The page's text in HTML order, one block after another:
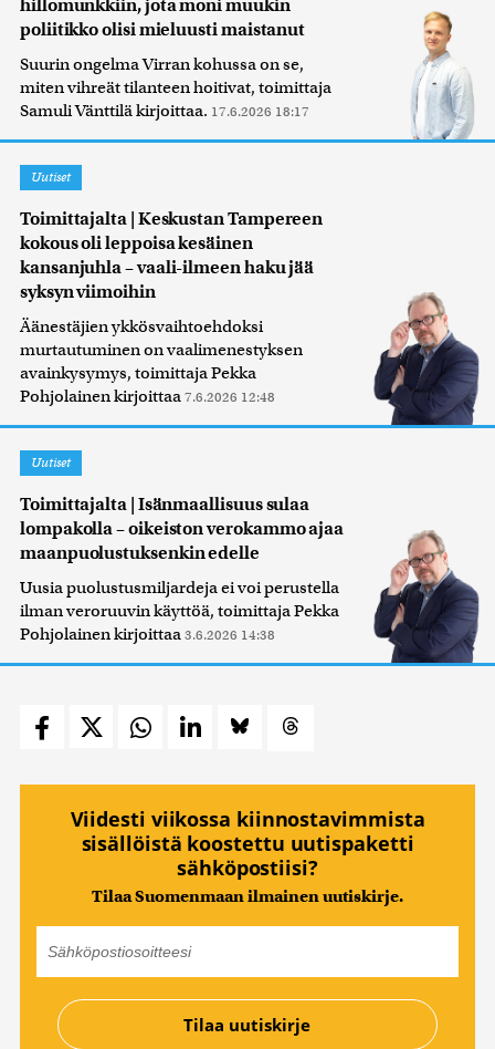
hillomunkkiin, jota moni muukin
poliitikko olisi mieluusti maistanut
Suurin ongelma Virran kohussa on se,
miten vihreät tilanteen hoitivat, toimittaja
Samuli Vänttilä kirjoittaa. 17.6.2026 18:17
Uutiset
Toimittajalta | Keskustan Tampereen
kokous oli leppoisa kesäinen
kansanjuhla – vaali-ilmeen haku jää
syksyn viimoihin
Äänestäjien ykkösvaihtoehdoksi
murtautuminen on vaalimenestyksen
avainkysymys, toimittaja Pekka
Pohjolainen kirjoittaa 7.6.2026 12:48
Uutiset
Toimittajalta | Isänmaallisuus sulaa
lompakolla – oikeiston verokammo ajaa
maanpuolustuksenkin edelle
Uusia puolustusmiljardeja ei voi perustella
ilman veroruuvin käyttöä, toimittaja Pekka
Pohjolainen kirjoittaa 3.6.2026 14:38
Viidesti viikossa kiinnostavimmista
sisällöistä koostettu uutispaketti
sähköpostiisi?
Tilaa Suomenmaan ilmainen uutiskirje.